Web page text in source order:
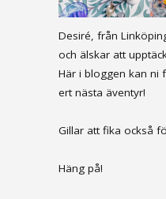
Desiré, från
och älskar att
Här i bloggen kan ni
ert nästa äventyr!
Gillar att fika också
Häng på!